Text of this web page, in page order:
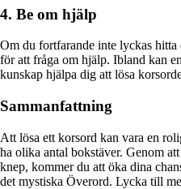
4. Be om hjälp
Om du fortfarande inte lyckas hitta
för att fråga om hjälp. Ibland kan
kunskap hjälpa dig att lösa
Sammanfattning
Att lösa ett korsord kan vara en
ha olika antal bokstäver. Genom
knep, kommer du att öka dina
det mystiska Överord. Lycka till